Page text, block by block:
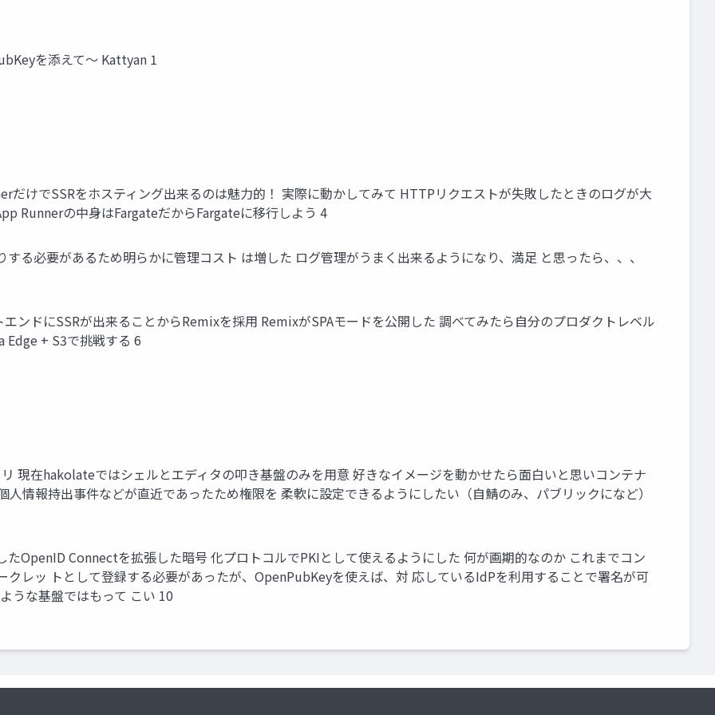
を添えて〜 Kattyan 1
だけでSSRをホスティング出来るのは魅力的！ 実際に動かしてみて HTTPリクエストが失敗したときのログが大
Runnerの中身はFargateだからFargateに移行しよう 4
る必要があるため明らかに管理コスト は増した ログ管理がうまく出来るようになり、満足 と思ったら、、、
ンドにSSRが出来ることからRemixを採用 RemixがSPAモードを公開した 調べてみたら自分のプロダクトレベル
+ S3で挑戦する 6
現在hakolateではシェルとエディタの叩き基盤のみを用意 好きなイメージを動かせたら面白いと思いコンテナ
情報持出事件などが直近であったため権限を 柔軟に設定できるようにしたい（自鯖のみ、パブリックになど）
OpenID Connectを拡張した暗号 化プロトコルでPKIとして使えるようにした 何が画期的なのか これまでコン
レッ トとして登録する必要があったが、OpenPubKeyを使えば、対 応しているIdPを利用することで署名が可
うな基盤ではもって こい 10